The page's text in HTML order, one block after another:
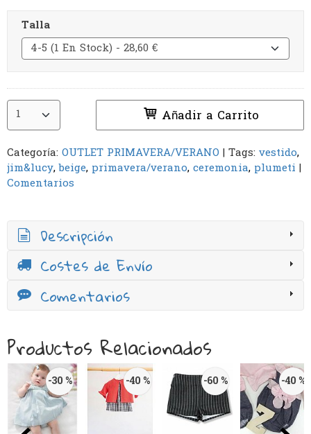
Talla
Añadir a Carrito
Categoría: OUTLET PRIMAVERA/VERANO | Tags: vestido
jim&lucy beige primavera/verano ceremonia plumeti |
Comentarios
Descripción
Costes de Envío
Comentarios
Productos Relacionados
-30 % -40 % -60 % -40 %